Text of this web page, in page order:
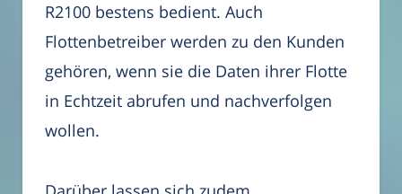
R2100 bestens bedient. Auch
Flottenbetreiber werden zu den Kunden
gehören, wenn sie die Daten ihrer Flotte
in Echtzeit abrufen und nachverfolgen
wollen.